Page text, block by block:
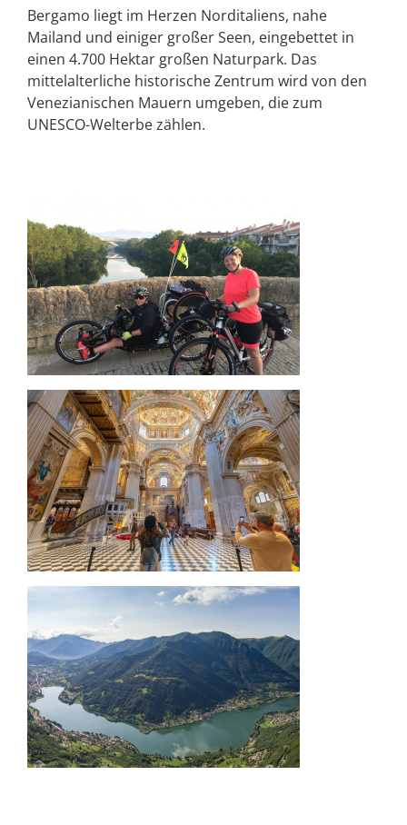
Bergamo liegt im Herzen Norditaliens, nahe
Mailand und einiger großer Seen, eingebettet in
einen 4.700 Hektar großen Naturpark. Das
mittelalterliche historische Zentrum wird von den
Venezianischen Mauern umgeben, die zum
UNESCO-Welterbe zählen.